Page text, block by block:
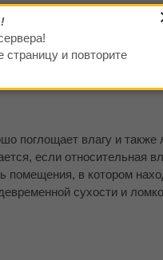
тиснением,
Хорошо подходит как
ко всем цветам
поглощает влагу и также
если относительная
в котором
сухости и
страницу и повторите